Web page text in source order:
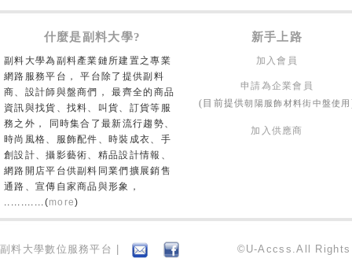
什麼是副料大學? 新手上路
副料大學為副料產業鏈所建置之專業
網路服務平台， 平台除了提供副料
商、設計師與盤商們， 最齊全的商品
資訊與找貨、找料、叫貨、訂貨等服
務之外， 同時集合了最新流行趨勢、
時尚風格、服飾配件、時裝成衣、手
創設計、攝影藝術、精品設計情報、
網路開店平台供副料同業們擴展銷售
通路、宣傳自家商品與形象，
............(more)
加入會員
申請為企業會員
(目前提供朝陽服飾材料街中盤使用
加入供應商
副料大學數位服務平台 | ©U-Accss.All Rights